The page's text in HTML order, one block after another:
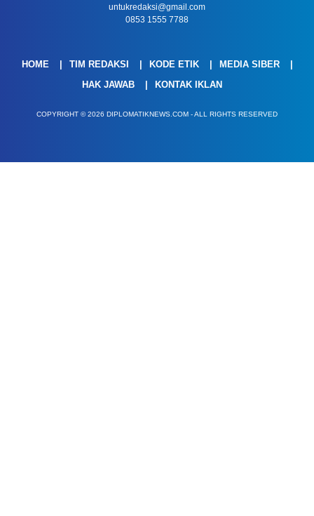
untukredaksi@gmail.com
0853 1555 7788
HOME TIM REDAKSI KODE ETIK
MEDIA SIBER
HAK JAWAB
KONTAK IKLAN
COPYRIGHT © 2026 DIPLOMATIKNEWS.COM - ALL RIGHTS RESERVED